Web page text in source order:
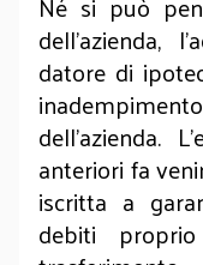
dell’azienda,
datore di
dell’azienda.
anteriori fa
iscritta a
debiti